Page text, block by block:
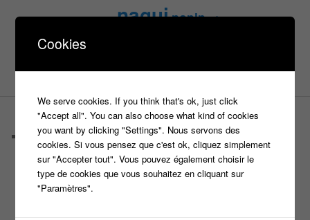
N'oubliez pas les paroles naguinoplp nrj12
Olivier Minne
tournagetv W9
PAGES
Castings
C’est quoi un casteur ?
C’est quoi un directeur de casting ?
Harry
Motus
Cookies
We serve cookies. If you think that's ok, just click
"Accept all". You can also choose what kind of cookies
you want by clicking "Settings". Nous servons des
cookies. Si vous pensez que c'est ok, cliquez simplement
sur "Accepter tout". Vous pouvez également choisir le
type de cookies que vous souhaitez en cliquant sur
"Paramètres".